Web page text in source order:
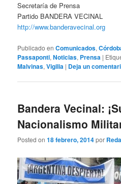
Secretaría de Prensa
Partido BANDERA VECINAL
http://www.banderavecinal.org
Publicado en Comunicados,
Passaponti,Noticias, Prensa |
Malvinas,Vigilia | Deja un
Bandera Vecinal:
Nacionalismo
Posted on18 febrero, 2014por